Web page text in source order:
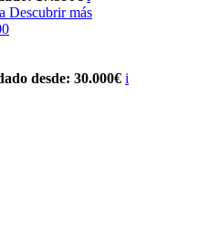
Descubrir más
desde: 30.000€ i